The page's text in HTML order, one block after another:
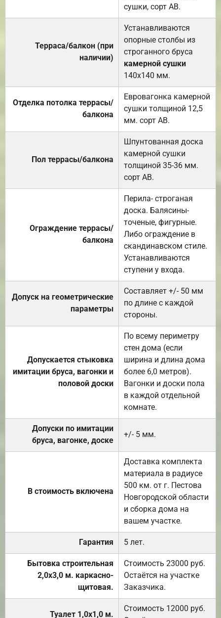
сушки, сорт АВ.
Терраса/балкон (при
наличии)
Устанавливаются
опорные столбы из
строганного бруса
камерной сушки
140х140 мм.
Отделка потолка террасы/
балкона
Евровагонка камерной
сушки толщиной 12,5
мм. сорт АВ.
Пол террасы/балкона
Шпунтованная доска
камерной сушки
толщиной 35-36 мм.
сорт АВ.
Ограждение террасы/
балкона
Перила- строганая
доска. Балясины-
точеные, фигурные.
Либо ограждение в
скандинавском стиле.
Устанавливаются
ступени у входа.
Допуск на геометрические
параметры
Составляет +/- 50 мм
по длине с каждой
стороны.
Допускается стыковка
имитации бруса, вагонки и
половой доски
По всему периметру
стен дома (если
ширина и длина дома
более 6,0 метров).
Вагонки и доски пола
в каждой отдельной
комнате.
Допуски по имитации
бруса, вагонке, доске
+/- 5 мм.
В стоимость включена
Доставка комплекта
материала в радиусе
500 км. от г. Пестова
Новгородской области
и сборка дома на
вашем участке.
Гарантия 5 лет.
Бытовка строительная
2,0х3,0 м. каркасно-
щитовая.
Стоимость 23000 руб.
Остаётся на участке
Заказчика.
Туалет 1,0х1,0 м.
Стоимость 12000 руб.